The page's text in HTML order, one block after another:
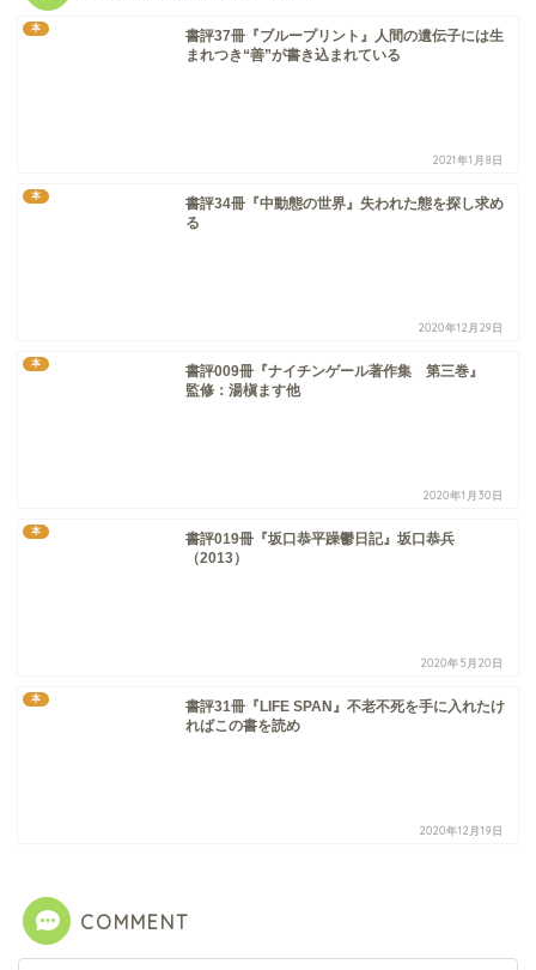
本
書評37冊『ブループリント』人間の遺伝子には生
まれつき“善”が書き込まれている
2021年1月8日
本
書評34冊『中動態の世界』失われた態を探し求め
る
2020年12月29日
本
書評009冊『ナイチンゲール著作集 第三巻』
監修：湯槇ます他
2020年1月30日
本
書評019冊『坂口恭平躁鬱日記』坂口恭兵
（2013）
2020年5月20日
本
書評31冊『LIFE SPAN』不老不死を手に入れたけ
ればこの書を読め
2020年12月19日
COMMENT